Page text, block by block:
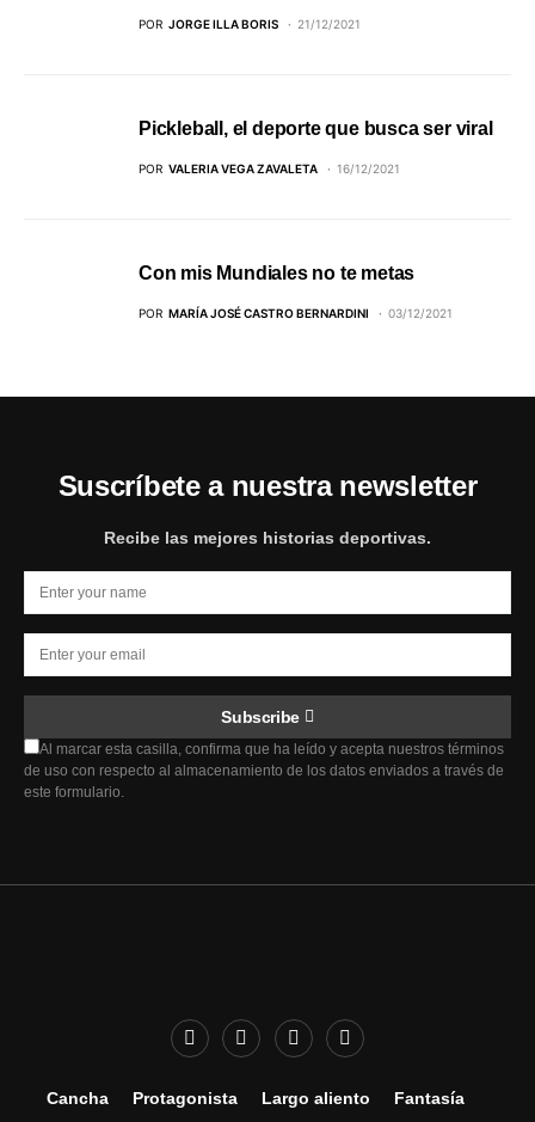
POR JORGE ILLA BORIS 21/12/2021
Pickleball, el deporte que busca ser viral
POR VALERIA VEGA ZAVALETA 16/12/2021
Con mis Mundiales no te metas
POR MARÍA JOSÉ CASTRO BERNARDINI 03/12/2021
Suscríbete a nuestra newsletter
Recibe las mejores historias deportivas.
Subscribe
Al marcar esta casilla, confirma que ha leído y acepta nuestros términos
de uso con respecto al almacenamiento de los datos enviados a través de
este formulario.
Cancha Protagonista Largo aliento Fantasía